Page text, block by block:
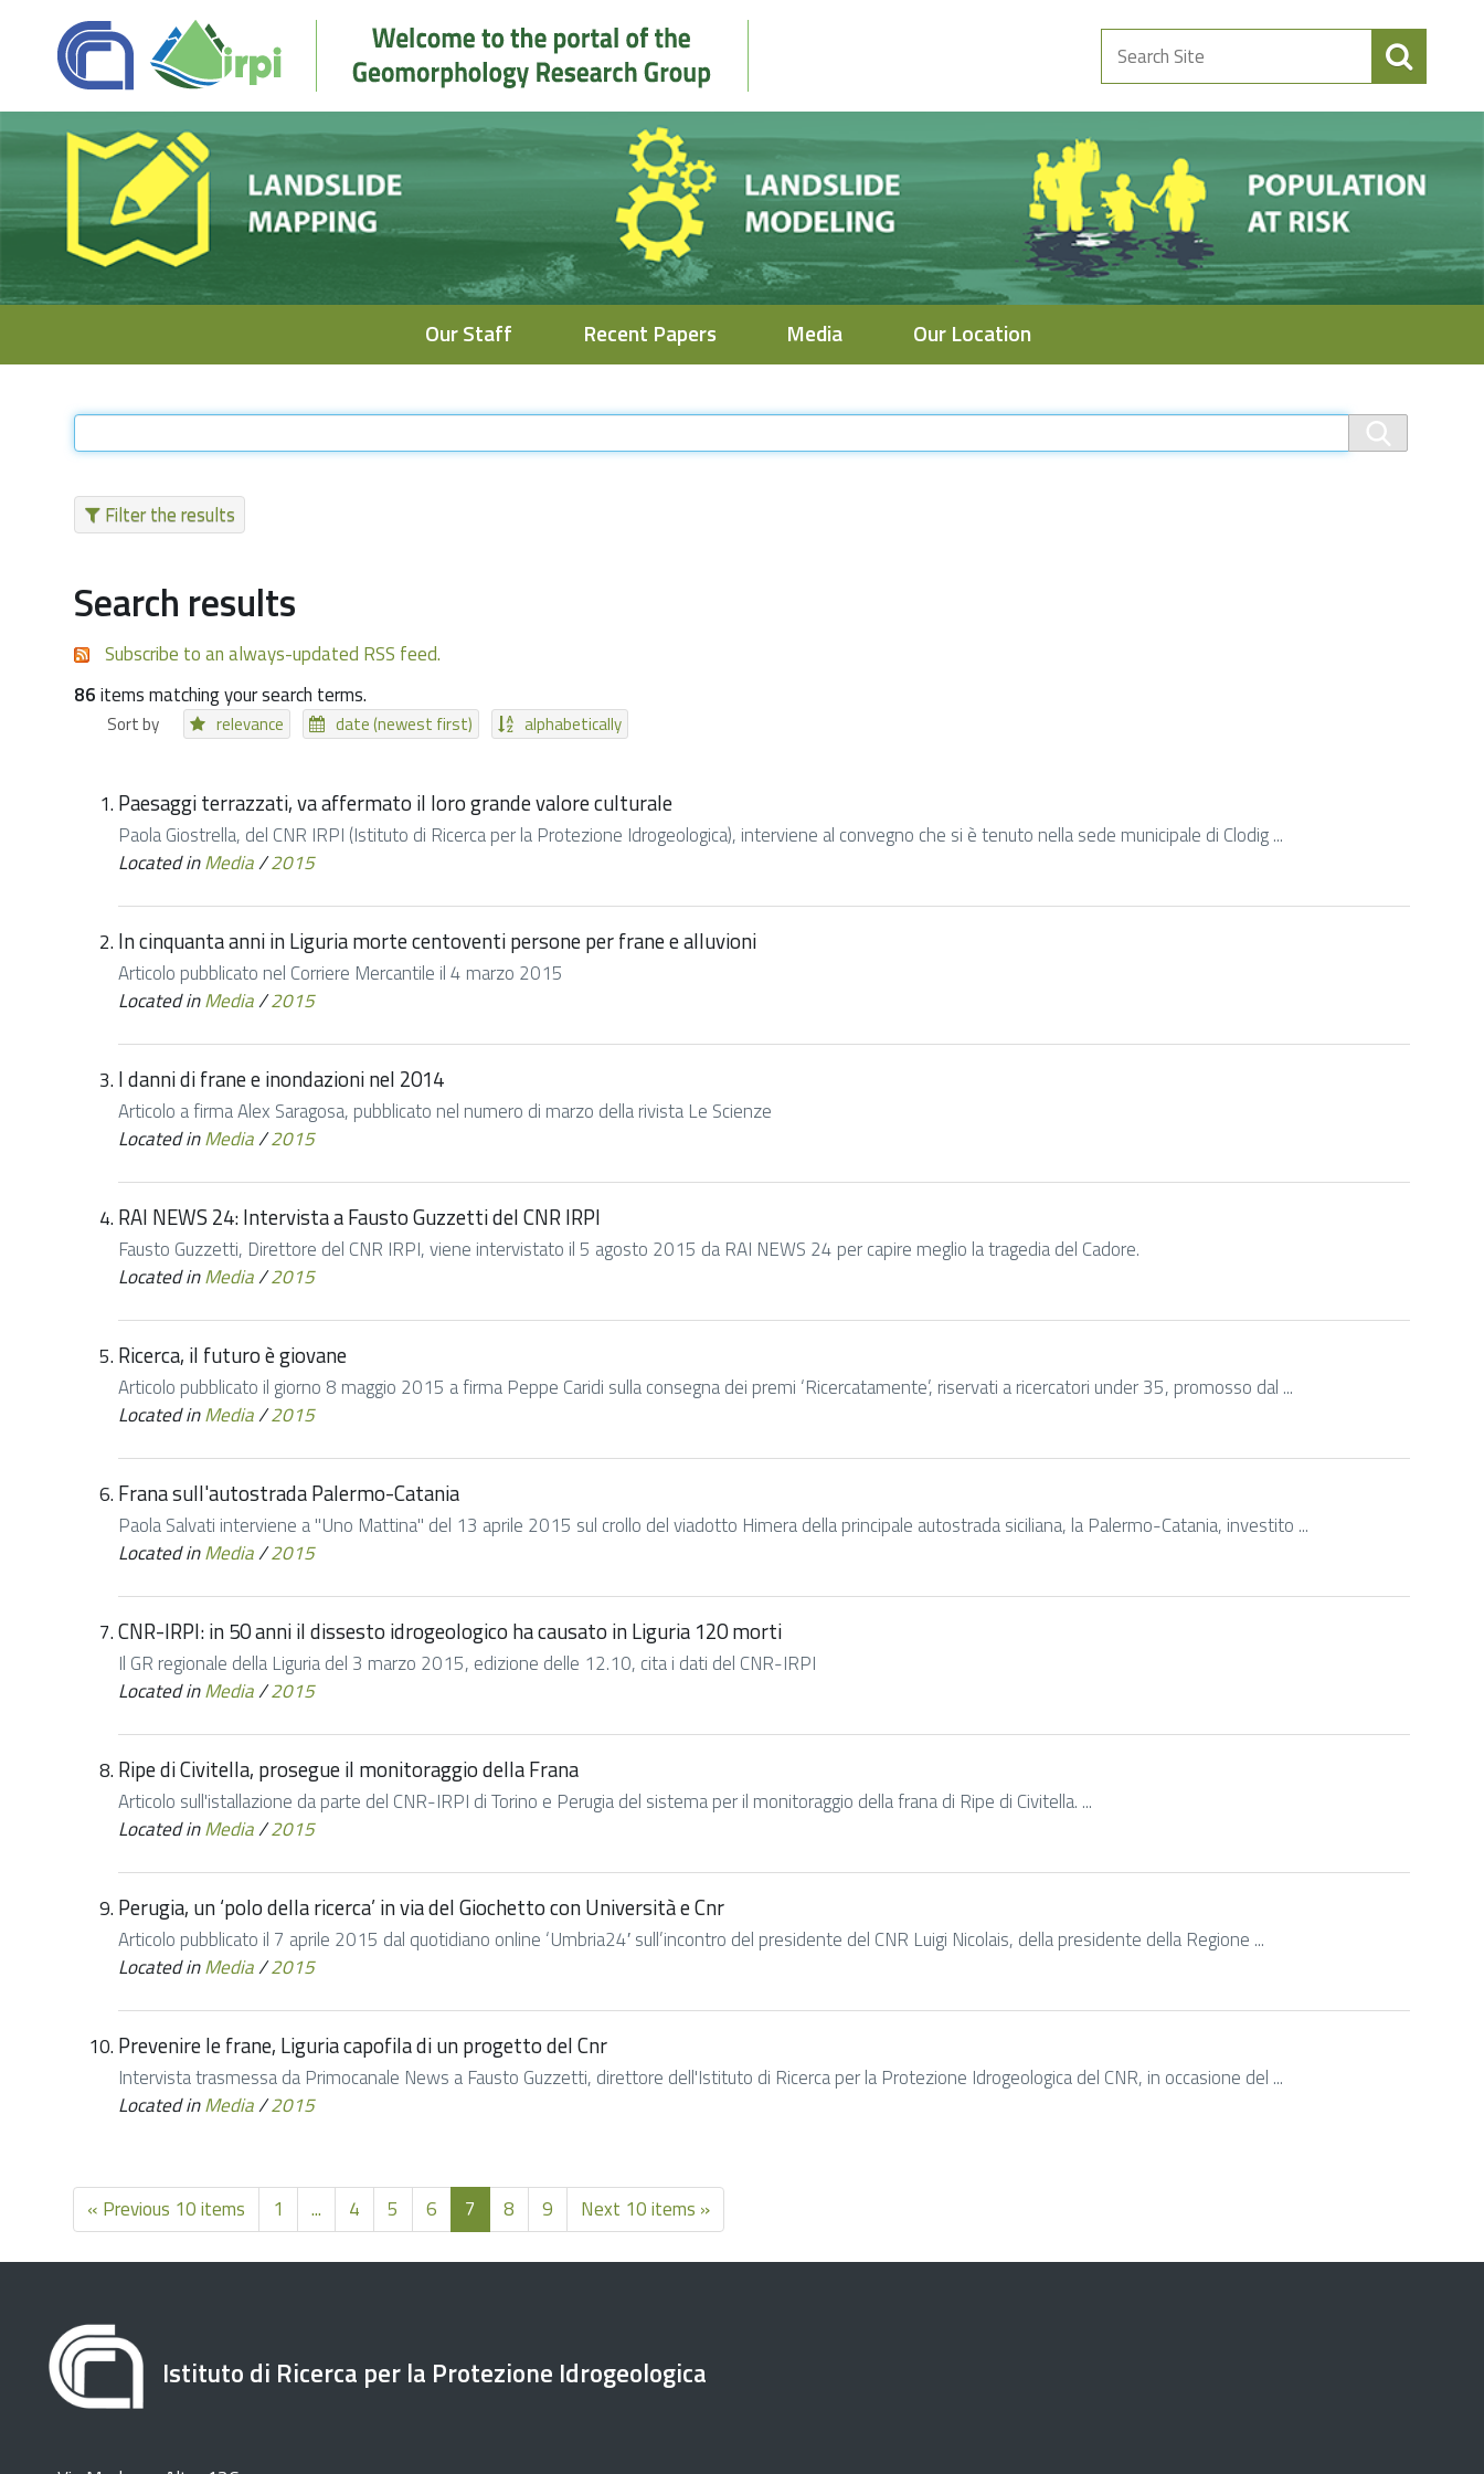
Search
Site
Our Staff Recent Papers Media Our Location
Filter the results
Search results
Subscribe to an always-updated RSS feed.
86items matching your search terms.
Sort by relevance date (newest first) alphabetically
Paesaggi terrazzati, va affermato il loro grande valore culturale
Paola Giostrella, del CNR IRPI (Istituto di Ricerca per la Protezione Idrogeologica), interviene al convegno che si è tenuto nella sede municipale di Clodig ...
Located inMedia/2015
In cinquanta anni in Liguria morte centoventi persone per frane e alluvioni
Articolo pubblicato nel Corriere Mercantile il 4 marzo 2015
Located inMedia/2015
I danni di frane e inondazioni nel 2014
Articolo a firma Alex Saragosa, pubblicato nel numero di marzo della rivista Le Scienze
Located inMedia/2015
RAI NEWS 24: Intervista a Fausto Guzzetti del CNR IRPI
Fausto Guzzetti, Direttore del CNR IRPI, viene intervistato il 5 agosto 2015 da RAI NEWS 24 per capire meglio la tragedia del Cadore.
Located inMedia/2015
Ricerca, il futuro è giovane
Articolo pubblicato il giorno 8 maggio 2015 a firma Peppe Caridi sulla consegna dei premi ‘Ricercatamente’, riservati a ricercatori under 35, promosso dal ...
Located inMedia/2015
Frana sull'autostrada Palermo-Catania
Paola Salvati interviene a "Uno Mattina" del 13 aprile 2015 sul crollo del viadotto Himera della principale autostrada siciliana, la Palermo-Catania, investito ...
Located inMedia/2015
CNR-IRPI: in 50 anni il dissesto idrogeologico ha causato in Liguria 120 morti
Il GR regionale della Liguria del 3 marzo 2015, edizione delle 12.10, cita i dati del CNR-IRPI
Located inMedia/2015
Ripe di Civitella, prosegue il monitoraggio della Frana
Articolo sull'istallazione da parte del CNR-IRPI di Torino e Perugia del sistema per il monitoraggio della frana di Ripe di Civitella. ...
Located inMedia/2015
Perugia, un ‘polo della ricerca’ in via del Giochetto con Università e Cnr
Articolo pubblicato il 7 aprile 2015 dal quotidiano online ‘Umbria24′ sull’incontro del presidente del CNR Luigi Nicolais, della presidente della Regione ...
Located inMedia/2015
Prevenire le frane, Liguria capofila di un progetto del Cnr
Intervista trasmessa da Primocanale News a Fausto Guzzetti, direttore dell'Istituto di Ricerca per la Protezione Idrogeologica del CNR, in occasione del ...
Located inMedia/2015
« Previous 10 items 1 ... 4 5 6 7 8 9 Next 10 items »
Istituto di Ricerca per la Protezione Idrogeologica